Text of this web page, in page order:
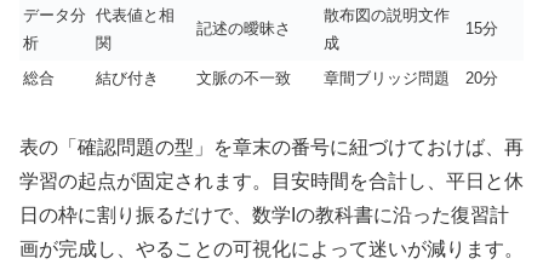
データ分
析
代表値と相
関
記述の曖昧さ
散布図の説明文作
成
15分
総合 結び付き 文脈の不一致 章間ブリッジ問題 20分
表の「確認問題の型」を章末の番号に紐づけておけば、再
学習の起点が固定されます。目安時間を合計し、平日と休
日の枠に割り振るだけで、数学Iの教科書に沿った復習計
画が完成し、やることの可視化によって迷いが減ります。